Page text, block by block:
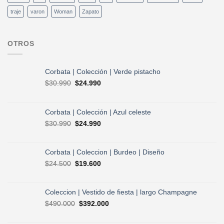
traje varon Woman Zapato
OTROS
Corbata | Colección | Verde pistacho
$30.990 El
era:
$30.990.
$24.990El
es:
$24.990.
Corbata | Colección | Azul celeste
$30.990 El
era:
$30.990.
$24.990El
es:
Corbata | Coleccion | Burdeo | Diseño
$24.500 El
era:
$24.500.
$19.600El
es:
$19.600.
Coleccion | Vestido de fiesta | largo Champagne
$490.000 El
$392.000El